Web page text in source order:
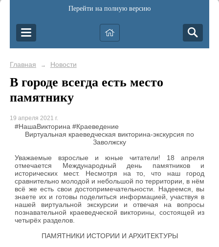
Перейти на полную версию
Главная → Новости
В городе всегда есть место
памятнику
19 апреля 2021 г.
#НашаВикторина #Краеведение
Виртуальная краеведческая викторина-экскурсия по
Заволжску
Уважаемые взрослые и юные читатели! 18 апреля
отмечается Международный день памятников и
исторических мест. Несмотря на то, что наш город
сравнительно молодой и небольшой по территории, в нём
всё же есть свои достопримечательности. Надеемся, вы
знаете их и готовы поделиться информацией, участвуя в
нашей виртуальной экскурсии и отвечая на вопросы
познавательной краеведческой викторины, состоящей из
четырёх разделов.
ПАМЯТНИКИ ИСТОРИИ И АРХИТЕКТУРЫ